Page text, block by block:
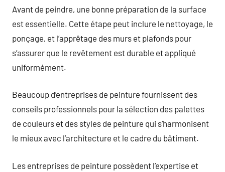
Avant de peindre, une bonne préparation de la surface
est essentielle. Cette étape peut inclure le nettoyage, le
ponçage, et l’apprêtage des murs et plafonds pour
s’assurer que le revêtement est durable et appliqué
uniformément.
Beaucoup d’entreprises de peinture fournissent des
conseils professionnels pour la sélection des palettes
de couleurs et des styles de peinture qui s’harmonisent
le mieux avec l’architecture et le cadre du bâtiment.
Les entreprises de peinture possèdent l’expertise et